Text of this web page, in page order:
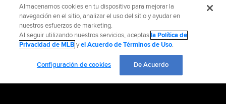
Almacenamos cookies en tu dispositivo para mejorar la
navegación en el sitio, analizar el uso del sitio y ayudar en
nuestros esfuerzos de marketing.
Al seguir utilizando nuestros servicios, aceptasla Política de
Privacidad de MLB yel Acuerdo de Términos de Uso.
Configuración de cookies De Acuerdo